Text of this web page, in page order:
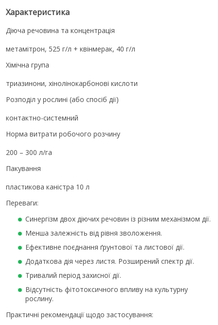
Характеристика
Діюча речовина та концентрація
метамітрон, 525 г/л + квінмерак, 40 г/л
Хімічна група
триазинони, хінолінокарбонові кислоти
Розподіл у рослині (або спосіб дії)
контактно-системний
Норма витрати робочого розчину
200 – 300 л/га
Пакування
пластикова каністра 10 л
Переваги:
Синергізм двох діючих речовин із різним механізмом дії.
Менша залежність від рівня зволоження.
Ефективне поєднання ґрунтової та листової дії.
Додаткова дія через листя. Розширений спектр дії.
Тривалий період захисної дії.
Відсутність фітотоксичного впливу на культурну
рослину.
Практичні рекомендації щодо застосування: